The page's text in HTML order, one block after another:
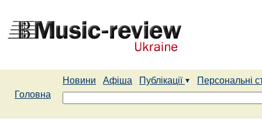
Новини Афіша Публікації
Персональні
Головна